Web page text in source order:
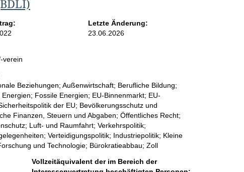
Letzte Änderung:
23.06.2026
verein
Beziehungen; Außenwirtschaft; Berufliche Bildung;
Fossile Energien; EU-Binnenmarkt; EU-
der EU; Bevölkerungsschutz und
Finanzen, Steuern und Abgaben; Öffentliches Recht;
Luft- und Raumfahrt; Verkehrspolitik;
Verteidigungspolitik; Industriepolitik; Kleine
und Technologie; Bürokratieabbau; Zoll
Vollzeitäquivalent der im Bereich der